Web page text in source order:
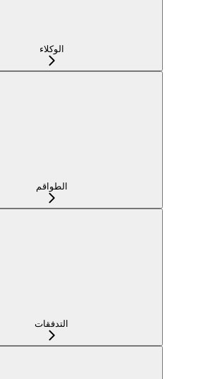
الوكلاء
الطواقم
التدفقات